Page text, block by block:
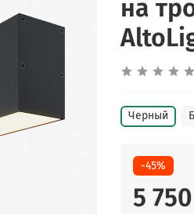
на
Черный
-45%
5